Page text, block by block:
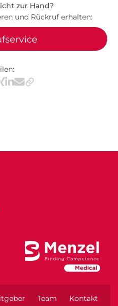
zur Hand?
und Rückruf erhalten:
Facebook
via X / Twitter
via WhatsApp
Teilen via Xing
Teilen via LinkedIn
Teilen via E-Mail
Team
Kontakt